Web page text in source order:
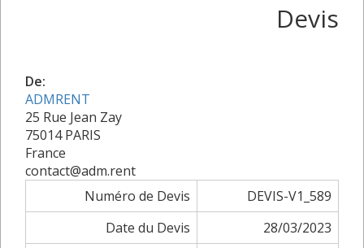
Devis
De:
ADMRENT
25 Rue Jean Zay
75014 PARIS
France
contact@adm.rent
Numéro de Devis
DEVIS-V1_589
Date du Devis
28/03/2023